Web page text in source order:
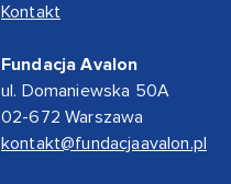
Kontakt
Fundacja Avalon
ul. Domaniewska 50A
02-672 Warszawa
kontakt@fundacjaavalon.pl